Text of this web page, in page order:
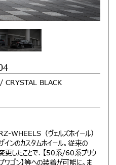
BLACK
WHEELS（ヴェルズホイール）
ンのカスタムホイール。従来の
更したことで、【50系/60系プリウ